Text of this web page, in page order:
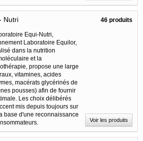
Nutri
Equi-Nutri,
Laboratoire Equilor,
dans la nutrition
et la
propose une large
vitamines, acides
macérats glycérinés de
pousses) afin de fournir
Les choix délibérés
mis depuis toujours sur
base d'une reconnaissance
46 produits
Voir les produits